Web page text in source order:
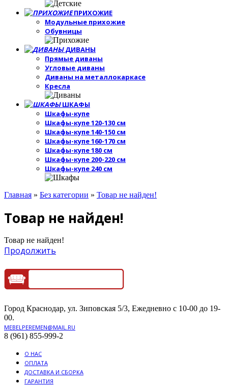
ПРИХОЖИЕ
Модульные прихожие
Обувницы
ДИВАНЫ
Прямые диваны
Угловые диваны
Диваны на металлокаркасе
Кресла
ШКАФЫ
Шкафы-купе
Шкафы-купе 120-130 см
Шкафы-купе 140-150 см
Шкафы-купе 160-170 см
Шкафы-купе 180 см
Шкафы-купе 200-220 см
Шкафы-купе 240 см
Главная » Без категории » Товар не найден!
Товар не найден!
Товар не найден!
Продолжить
Город Краснодар, ул. Зиповская 5/3, Ежедневно с 10-00 до 19-
00.
MEBELPEREMEN@MAIL.RU
8 (961) 855-999-2
О НАС
ОПЛАТА
ДОСТАВКА И СБОРКА
ГАРАНТИЯ